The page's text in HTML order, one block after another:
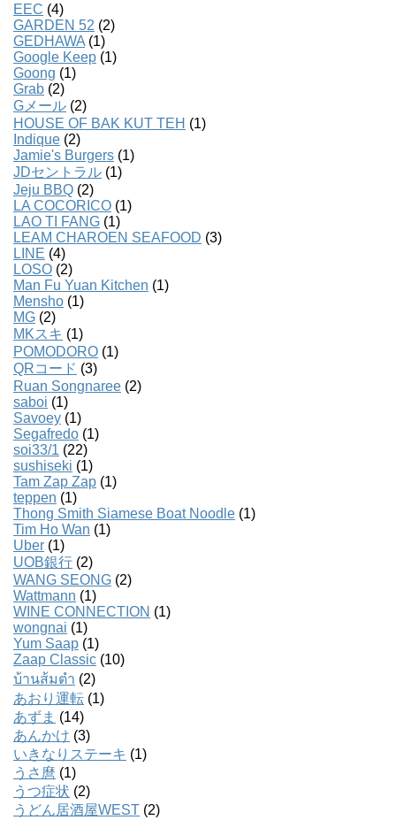
EEC (4)
GARDEN 52 (2)
GEDHAWA (1)
Google Keep (1)
Goong (1)
Grab (2)
Gメール (2)
HOUSE OF BAK KUT TEH (1)
Indique (2)
Jamie's Burgers (1)
JDセントラル (1)
Jeju BBQ (2)
LA COCORICO (1)
LAO TI FANG (1)
LEAM CHAROEN SEAFOOD (3)
LINE (4)
LOSO (2)
Man Fu Yuan Kitchen (1)
Mensho (1)
MG (2)
MKスキ (1)
POMODORO (1)
QRコード (3)
Ruan Songnaree (2)
saboi (1)
Savoey (1)
Segafredo (1)
soi33/1 (22)
sushiseki (1)
Tam Zap Zap (1)
teppen (1)
Thong Smith Siamese Boat Noodle (1)
Tim Ho Wan (1)
Uber (1)
UOB銀行 (2)
WANG SEONG (2)
Wattmann (1)
WINE CONNECTION (1)
wongnai (1)
Yum Saap (1)
Zaap Classic (10)
บ้านส้มตํา (2)
あおり運転 (1)
あずま (14)
あんかけ (3)
いきなりステーキ (1)
うさ麿 (1)
うつ症状 (2)
うどん居酒屋WEST (2)